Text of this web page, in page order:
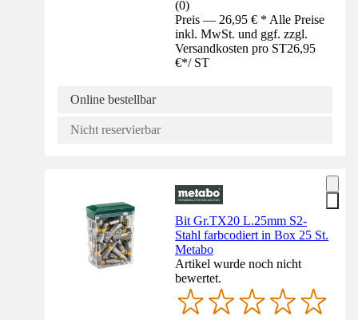
(0)
Preis — 26,95 € * Alle Preise
inkl. MwSt. und ggf. zzgl.
Versandkosten pro ST26,95
€*/ ST
Online bestellbar
Nicht reservierbar
Bit Gr.TX20 L.25mm S2-
Stahl farbcodiert in Box 25 St.
Metabo
Artikel wurde noch nicht
bewertet.